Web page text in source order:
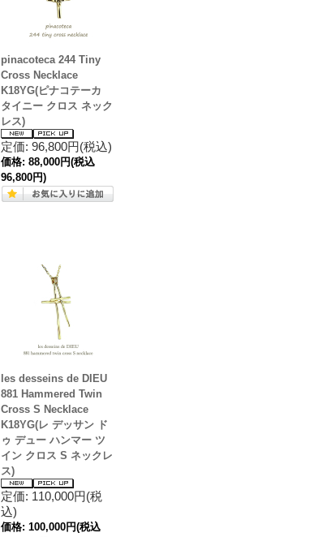
pinacoteca 244 Tiny
Cross Necklace
K18YG(ピナコテーカ
タイニー クロス ネック
レス)
定価: 96,800円(税込)
価格: 88,000円(税込
96,800円)
les desseins de DIEU
881 Hammered Twin
Cross S Necklace
K18YG(レ デッサン ド
ゥ デュー ハンマー ツ
イン クロス S ネックレ
ス)
定価: 110,000円(税
込)
価格: 100,000円(税込